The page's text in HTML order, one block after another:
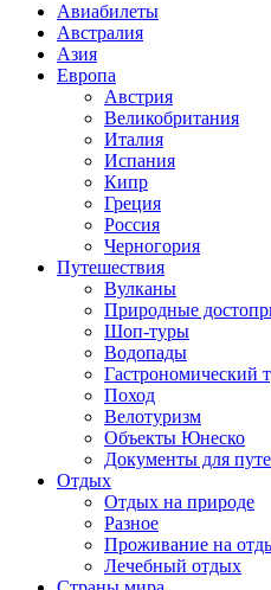
Авиабилеты
Австралия
Азия
Европа
Австрия
Великобритания
Италия
Испания
Кипр
Греция
Россия
Черногория
Путешествия
Вулканы
Природные
Шоп-туры
Водопады
Гастрономический
Поход
Велотуризм
Объекты Юнеско
Документы для
Отдых
Отдых на природе
Разное
Проживание на
Лечебный отдых